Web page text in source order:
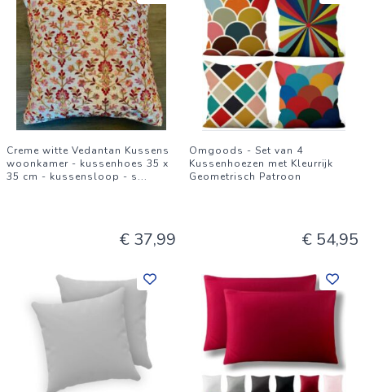
Creme witte Vedantan Kussens
woonkamer - kussenhoes 35 x
35 cm - kussensloop - s...
€ 37,99
Omgoods - Set van 4
Kussenhoezen met Kleurrijk
Geometrisch Patroon
€ 54,95